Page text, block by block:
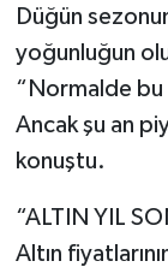
Düğün
yoğunluğun
“Normalde
Ancak şu an
konuştu.
“ALTIN YIL
Altın